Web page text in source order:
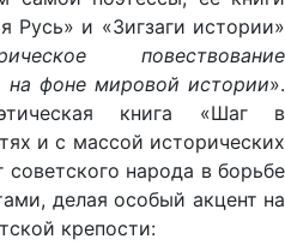
Русь» и «Зигзаги истории»
повествование
на фоне мировой истории».
книга «Шаг в
и с массой исторических
советского народа в борьбе
делая особый акцент на
крепости: